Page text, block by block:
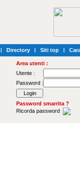
| Directory | Siti top |
Area utenti :
Utente :
Password :
Password smarrita ?
Ricorda password